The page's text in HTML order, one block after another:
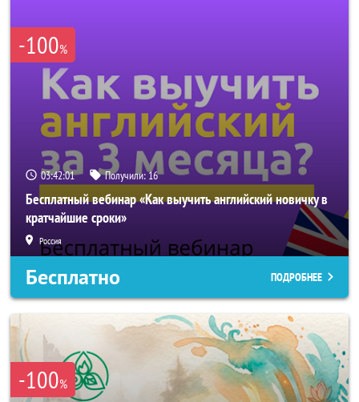
-100%
03:41:58 Получили:16
Бесплатный вебинар «Как выучить английский новичку в
кратчайшие сроки»
Россия
Бесплатно ПОДРОБНЕЕ
-100%